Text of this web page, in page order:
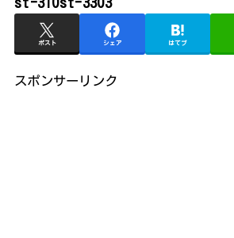
ポスト シェア はてブ
スポンサーリンク